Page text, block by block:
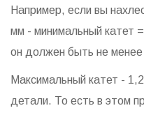
Например, если вы
мм - минимальный катет
он должен быть не
Максимальный катет -
детали. То есть в этом